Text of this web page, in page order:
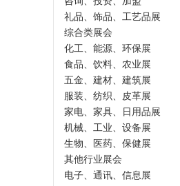
礼品、饰品、工艺品展
综合类展会
化工、能源、环保展
食品、饮料、农业展
五金、建材、建筑展
服装、纺织、皮革展
家电、家具、日用品展
机械、工业、设备展
生物、医药、保健展
其他行业展会
电子、通讯、信息展